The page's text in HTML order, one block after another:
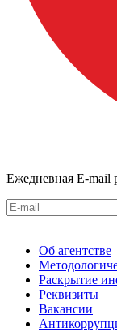
Ежедневная E-mail
Об агентстве
Раскрытие
Реквизиты
Вакансии